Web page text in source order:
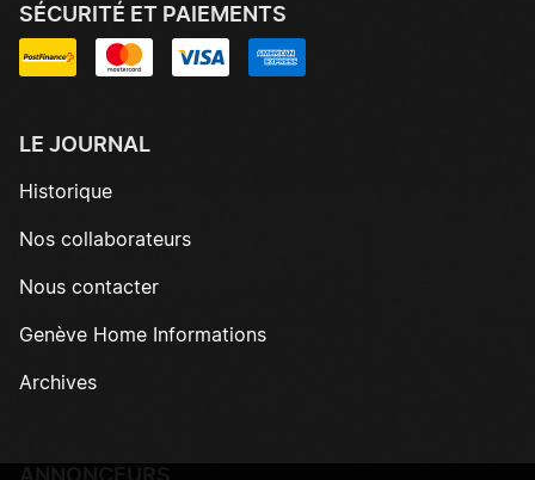
SÉCURITÉ ET PAIEMENTS
LE JOURNAL
Historique
Nos collaborateurs
Nous contacter
Genève Home Informations
Archives